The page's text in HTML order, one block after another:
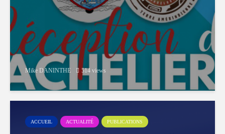
Mike DANINTHE 514 views
ACCUEIL ACTUALITÉ PUBLICATIONS